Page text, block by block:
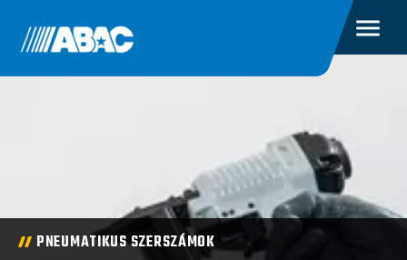
PNEUMATIKUS SZERSZÁMOK